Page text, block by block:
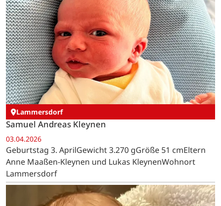
Lammersdorf
Samuel Andreas Kleynen
03.04.2026
Geburtstag 3. AprilGewicht 3.270 gGröße 51 cmEltern
Anne Maaßen-Kleynen und Lukas KleynenWohnort
Lammersdorf